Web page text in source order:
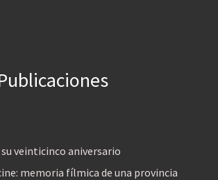
su veinticinco aniversario
memoria fílmica de una provincia